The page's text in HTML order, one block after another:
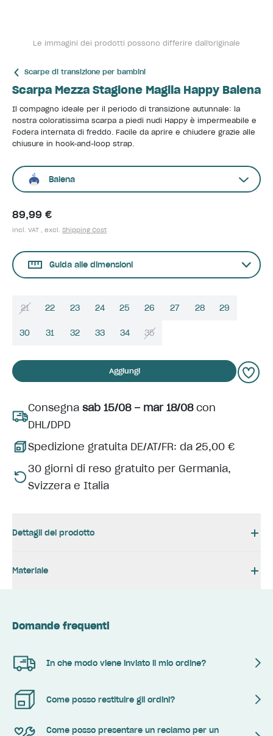
Le immagini dei prodotti possono differire dall'originale
Scarpe di transizione per bambini
Scarpa Mezza Stagione Maglia Happy Balena
Il compagno ideale per il periodo di transizione autunnale: la
nostra coloratissima scarpa a piedi nudi Happy è impermeabile e
Fodera internata di freddo. Facile da aprire e chiudere grazie alle
chiusure in hook-and-loop strap.
Balena
89,99 €
incl. VAT , excl. Shipping Cost
Guida alle dimensioni
21 22 23 24 25 26 27 28 29
30 31 32 33 34 35
Aggiungi
Consegna sab 15/08 – mar 18/08con
DHL/DPD
Spedizione gratuita DE/AT/FR: da 25,00 €
30 giorni di reso gratuito per Germania,
Svizzera e Italia
Dettagli del prodotto
Materiale
Domande frequenti
In che modo viene inviato il mio ordine?
Come posso restituire gli ordini?
Come posso presentare un reclamo per un